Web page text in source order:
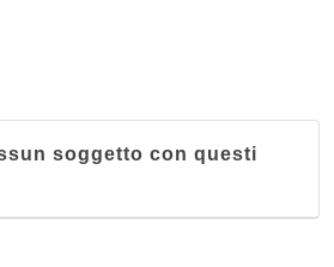
soggetto con questi